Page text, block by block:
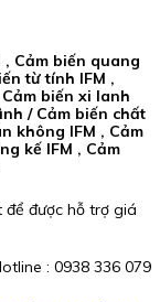
, Cảm biến quang
từ tính IFM ,
biến xi lanh
/ Cảm biến chất
không IFM , Cảm
kế IFM , Cảm
để được hỗ trợ giá
: 0938 336 079